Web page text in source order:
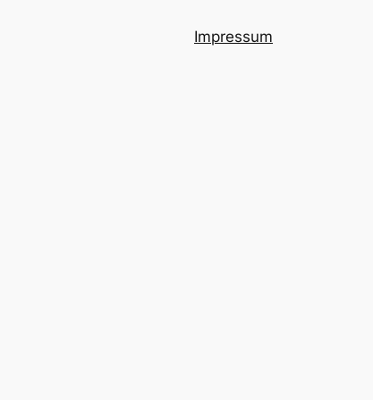
Impressum